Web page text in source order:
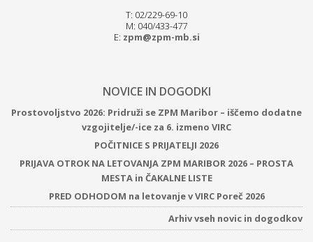
T: 02/229-69-10
M: 040/433-477
E: zpm@zpm-mb.si
NOVICE IN DOGODKI
Prostovoljstvo 2026: Pridruži se ZPM Maribor – iščemo dodatne
vzgojitelje/-ice za 6. izmeno VIRC
POČITNICE S PRIJATELJI 2026
PRIJAVA OTROK NA LETOVANJA ZPM MARIBOR 2026 – PROSTA
MESTA in ČAKALNE LISTE
PRED ODHODOM na letovanje v VIRC Poreč 2026
Arhiv vseh novic in dogodkov